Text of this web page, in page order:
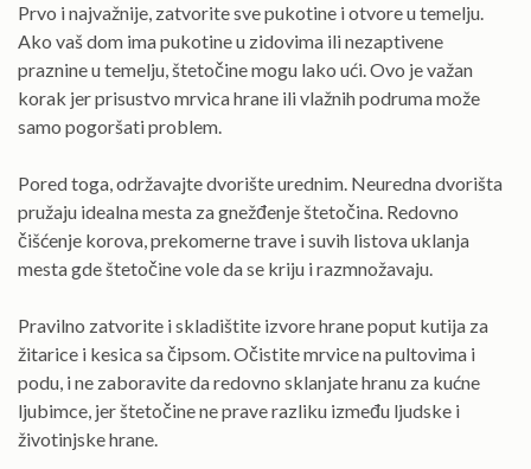
Prvo i najvažnije, zatvorite sve pukotine i otvore u temelju.
Ako vaš dom ima pukotine u zidovima ili nezaptivene
praznine u temelju, štetočine mogu lako ući. Ovo je važan
korak jer prisustvo mrvica hrane ili vlažnih podruma može
samo pogoršati problem.
Pored toga, održavajte dvorište urednim. Neuredna dvorišta
pružaju idealna mesta za gnežđenje štetočina. Redovno
čišćenje korova, prekomerne trave i suvih listova uklanja
mesta gde štetočine vole da se kriju i razmnožavaju.
Pravilno zatvorite i skladištite izvore hrane poput kutija za
žitarice i kesica sa čipsom. Očistite mrvice na pultovima i
podu, i ne zaboravite da redovno sklanjate hranu za kućne
ljubimce, jer štetočine ne prave razliku između ljudske i
životinjske hrane.